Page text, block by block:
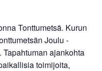
Tonttumetsä. Kurun
Joulu -
ajankohta
toimijoita,